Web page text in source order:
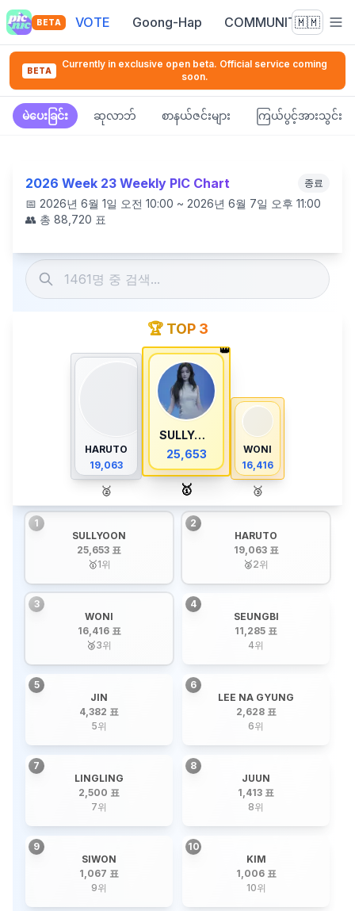
BETA VOTE Goong-Hap COMMUNITY🇲🇲
BETA
Currently in exclusive open beta. Official service coming
soon.
မဲပေးခြင်း ဆုလာဘ် စာနယ်ဇင်းများ ကြယ်ပွင့်အားသွင်း
2026 Week 23 Weekly PIC Chart 종료
📅 2026년 6월 1일 오전 10:00 ~ 2026년 6월 7일 오후 11:00
👥 총 88,720 표
🏆 TOP 3
HARUTO
19,063
🥈
👑
SULLYOON
25,653
🥇
WONI
16,416
🥉
1
SULLYOON
25,653 표
🥇1위
2
HARUTO
19,063 표
🥈2위
3
WONI
16,416 표
🥉3위
4
SEUNGBI
11,285 표
4위
5
JIN
4,382 표
5위
6
LEE NA GYUNG
2,628 표
6위
7
LINGLING
2,500 표
7위
8
JUUN
1,413 표
8위
9
SIWON
1,067 표
9위
10
KIM
1,006 표
10위